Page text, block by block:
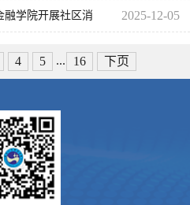
融学院开展社区消 2025-12-05
4 5 ... 16 下页